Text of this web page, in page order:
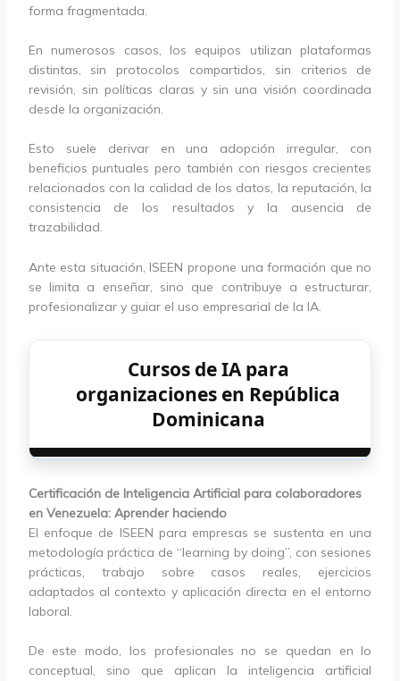
forma fragmentada.
En numerosos casos, los equipos utilizan plataformas
distintas, sin protocolos compartidos, sin criterios de
revisión, sin políticas claras y sin una visión coordinada
desde la organización.
Esto suele derivar en una adopción irregular, con
beneficios puntuales pero también con riesgos crecientes
relacionados con la calidad de los datos, la reputación, la
consistencia de los resultados y la ausencia de
trazabilidad.
Ante esta situación, ISEEN propone una formación que no
se limita a enseñar, sino que contribuye a estructurar,
profesionalizar y guiar el uso empresarial de la IA.
Cursos de IA para
organizaciones en República
Dominicana
Certificación de Inteligencia Artificial para colaboradores
en Venezuela: Aprender haciendo
El enfoque de ISEEN para empresas se sustenta en una
metodología práctica de “learning by doing”, con sesiones
prácticas, trabajo sobre casos reales, ejercicios
adaptados al contexto y aplicación directa en el entorno
laboral.
De este modo, los profesionales no se quedan en lo
conceptual, sino que aplican la inteligencia artificial